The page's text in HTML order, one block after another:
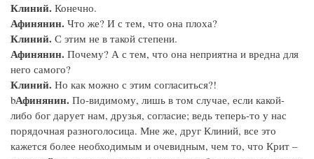
Клиний. Конечно.
Афинянин. Что же? И с тем, что она плоха?
Клиний. С этим не в такой степени.
Афинянин. Почему? А с тем, что она неприятна и вредна для
него самого?
Клиний. Но как можно с этим согласиться?!
bАфинянин. По-видимому, лишь в том случае, если какой-
либо бог дарует нам, друзья, согласие; ведь теперь-то у нас
порядочная разноголосица. Мне же, друг Клиний, все это
кажется более необходимым и очевидным, чем то, что Крит –